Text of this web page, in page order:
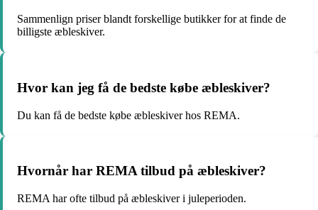
Sammenlign priser blandt forskellige butikker for at finde de
billigste æbleskiver.
Hvor kan jeg få de bedste købe æbleskiver?
Du kan få de bedste købe æbleskiver hos REMA.
Hvornår har REMA tilbud på æbleskiver?
REMA har ofte tilbud på æbleskiver i juleperioden.